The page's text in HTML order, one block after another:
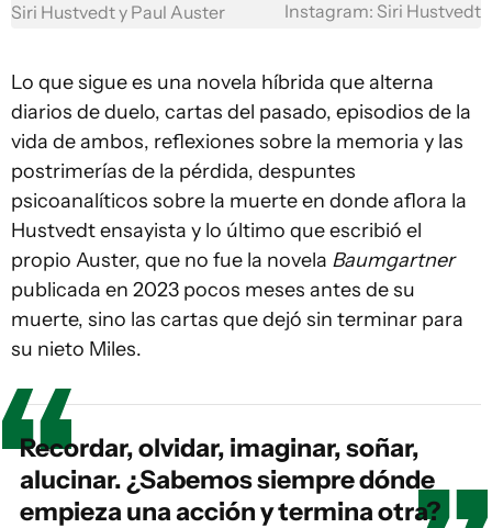
Siri Hustvedt y Paul Auster Instagram: Siri Hustvedt
Lo que sigue es una novela híbrida que alterna
diarios de duelo, cartas del pasado, episodios de la
vida de ambos, reflexiones sobre la memoria y las
postrimerías de la pérdida, despuntes
psicoanalíticos sobre la muerte en donde aflora la
Hustvedt ensayista y lo último que escribió el
propio Auster, que no fue la novela Baumgartner
publicada en 2023 pocos meses antes de su
muerte, sino las cartas que dejó sin terminar para
su nieto Miles.
Recordar, olvidar, imaginar, soñar,
alucinar. ¿Sabemos siempre dónde
empieza una acción y termina otra?